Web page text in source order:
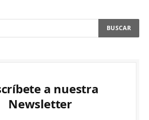
a nuestra
Newsletter